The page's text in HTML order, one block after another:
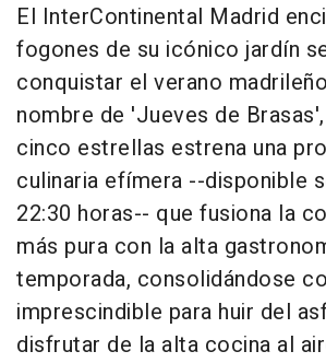
El InterContinental Madrid
fogones de su icónico jardín
conquistar el verano
nombre de 'Jueves de
cinco estrellas estrena una
culinaria efímera --disponible
22:30 horas-- que fusiona la
más pura con la alta
temporada, consolidándose
imprescindible para huir del
disfrutar de la alta cocina al